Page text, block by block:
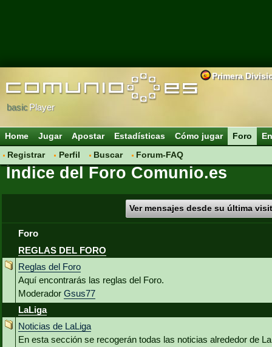
Primera
basicPlayer
Home Jugar Apostar Estadísticas Cómo jugar
Foro
Registrar
Perfil Buscar Forum-FAQ
Índice del Foro Comunio.es
Ver mensajes desde su última
Foro
REGLAS DEL FORO
Reglas del Foro
Aquí encontrarás las reglas del Foro.
Moderador Gsus77
LaLiga
Noticias de LaLiga
En esta sección se recogerán todas las noticias alrededor de